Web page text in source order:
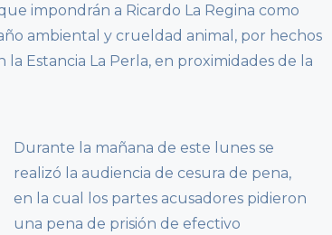
impondrán a Ricardo La Regina como
ambiental y crueldad animal, por hechos
Estancia La Perla, en proximidades de la
Durante la mañana de este lunes se
realizó la audiencia de cesura de pena,
en la cual los partes acusadores pidieron
una pena de prisión de efectivo